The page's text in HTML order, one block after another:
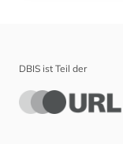
DBIS ist Teil der